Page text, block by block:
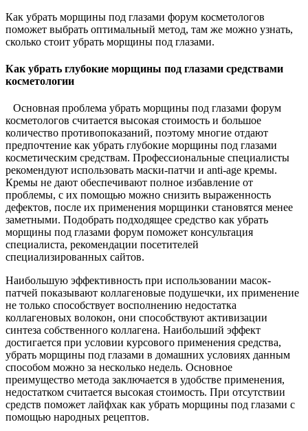
Как убрать морщины под глазами форум косметологов
поможет выбрать оптимальный метод, там же можно узнать,
сколько стоит убрать морщины под глазами.
Как убрать глубокие морщины под глазами средствами
косметологии
Основная проблема убрать морщины под глазами форум
косметологов считается высокая стоимость и большое
количество противопоказаний, поэтому многие отдают
предпочтение как убрать глубокие морщины под глазами
косметическим средствам. Профессиональные специалисты
рекомендуют использовать маски-патчи и anti-age кремы.
Кремы не дают обеспечивают полное избавление от
проблемы, с их помощью можно снизить выраженность
дефектов, после их применения морщинки становятся менее
заметными. Подобрать подходящее средство как убрать
морщины под глазами форум поможет консультация
специалиста, рекомендации посетителей
специализированных сайтов.
Наибольшую эффективность при использовании масок-
патчей показывают коллагеновые подушечки, их применение
не только способствует восполнению недостатка
коллагеновых волокон, они способствуют активизации
синтеза собственного коллагена. Наибольший эффект
достигается при условии курсового применения средства,
убрать морщины под глазами в домашних условиях данным
способом можно за несколько недель. Основное
преимущество метода заключается в удобстве применения,
недостатком считается высокая стоимость. При отсутствии
средств поможет лайфхак как убрать морщины под глазами с
помощью народных рецептов.